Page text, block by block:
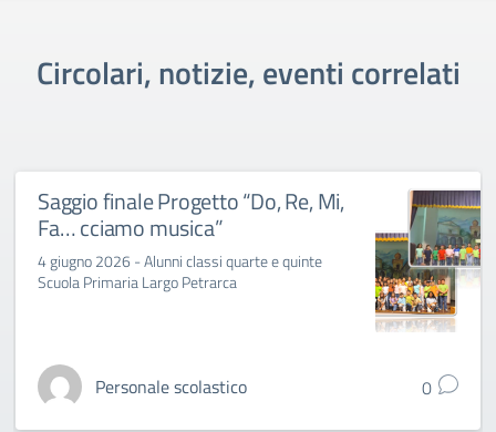
Circolari, notizie, eventi correlati
Saggio finale Progetto “Do, Re, Mi,
Fa… cciamo musica”
4 giugno 2026 - Alunni classi quarte e quinte
Scuola Primaria Largo Petrarca
Personale scolastico 0